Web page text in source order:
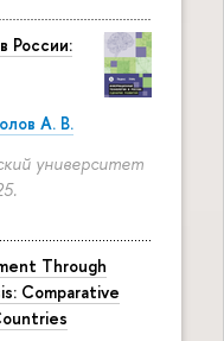
России:
А. В.
университет
Through
Comparative